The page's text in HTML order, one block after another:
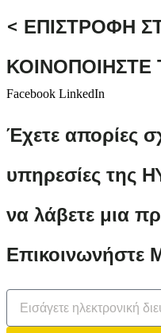
< ΕΠΙΣΤΡΟΦΗ
ΚΟΙΝΟΠΟΙΗΣΤΕ
Facebook LinkedIn
Έχετε απορίες
υπηρεσίες της
να λάβετε μια
Επικοινωνήστε